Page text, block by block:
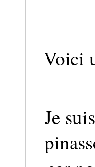
Voici
Je